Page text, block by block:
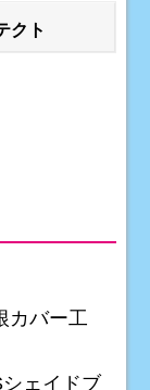
クト
カバー工
ェイドブ